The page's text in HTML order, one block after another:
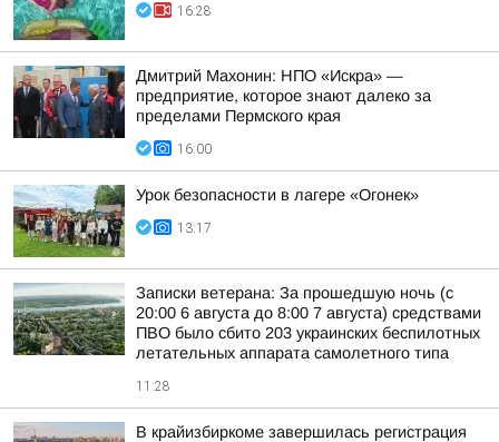
16:28
Дмитрий Махонин: НПО «Искра» —
предприятие, которое знают далеко за
пределами Пермского края
16:00
Урок безопасности в лагере «Огонек»
13:17
Записки ветерана: За прошедшую ночь (с
20:00 6 августа до 8:00 7 августа) средствами
ПВО было сбито 203 украинских беспилотных
летательных аппарата самолетного типа
11:28
В крайизбиркоме завершилась регистрация